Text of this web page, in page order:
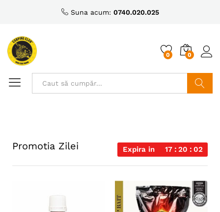
Suna acum: 0740.020.025
0 0
Promotia Zilei Expira in 17 20 02